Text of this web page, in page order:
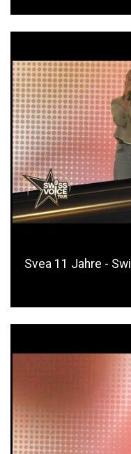
Svea 11 Jahre -